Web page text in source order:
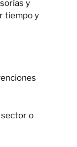
y
tiempo y
o